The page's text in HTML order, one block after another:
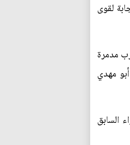
لقوى
مدمرة
مهدي
السابق